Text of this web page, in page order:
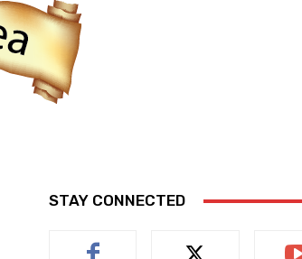
STAY CONNECTED